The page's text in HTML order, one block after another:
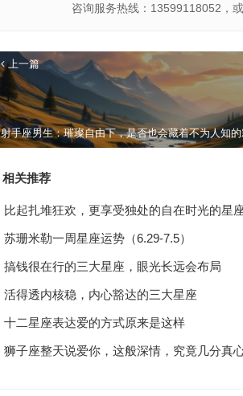
咨询服务热线：13599118052，
上一篇
射手座男生：璀璨自由下，是否也会藏着不为人知的
相关推荐
比起扎堆狂欢，更享受独处的自在时光的星
苏珊米勒一周星座运势（6.29-7.5）
搞钱很在行的三大星座，眼光长远会布局
活得透内核稳，内心豁达的三大星座
十二星座表达爱的方式原来是这样
狮子座整天说爱你，这般深情，究竟几分真